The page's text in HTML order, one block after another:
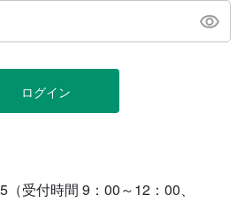
ログイン
受付時間 9：00～12：00、